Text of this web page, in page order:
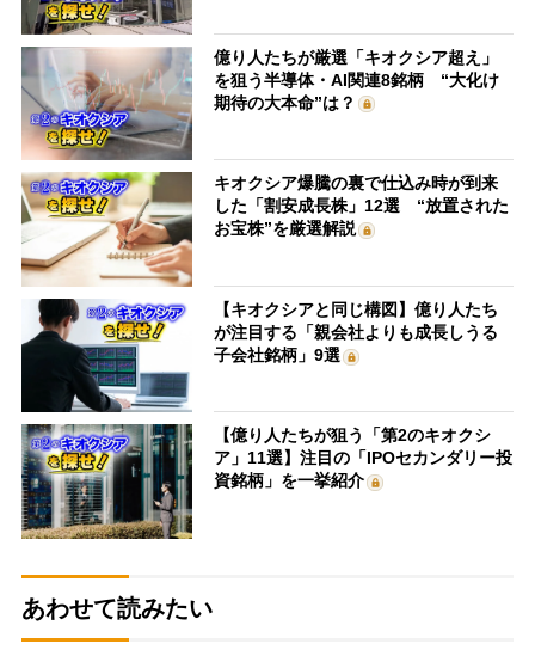
億り人たちが厳選「キオクシア超え」
を狙う半導体・AI関連8銘柄 “大化け
期待の大本命”は？
キオクシア爆騰の裏で仕込み時が到来
した「割安成長株」12選 “放置された
お宝株”を厳選解説
【キオクシアと同じ構図】億り人たち
が注目する「親会社よりも成長しうる
子会社銘柄」9選
【億り人たちが狙う「第2のキオクシ
ア」11選】注目の「IPOセカンダリー投
資銘柄」を一挙紹介
あわせて読みたい